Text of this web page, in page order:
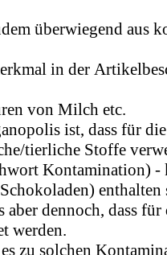
überwiegend aus
in der
von Milch etc.
ist, dass für
tierliche Stoffe
Kontamination) -
enthalten
aber dennoch, dass
werden.
zu solchen